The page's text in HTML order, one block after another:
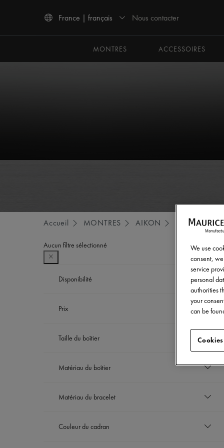
France | français Nous contacter
MONTRES
ACCESSOIRES
Accueil MONTRES AIKON AIKON
Aucun filtre sélectionné
Disponibilité
Trier entre Disponibilité: En rupture de stock
Prix
Taille du boîtier
Trier entre Taille du boîtier: 42 mm
44 mm
Matériau du boîtier
Trier entre Matériau du boîtier: Titane
Matériau du bracelet
Trier entre Matériau du bracelet: Bracelet en
Couleur du cadran
We use
consent,
service
personal
authorities
your
can be